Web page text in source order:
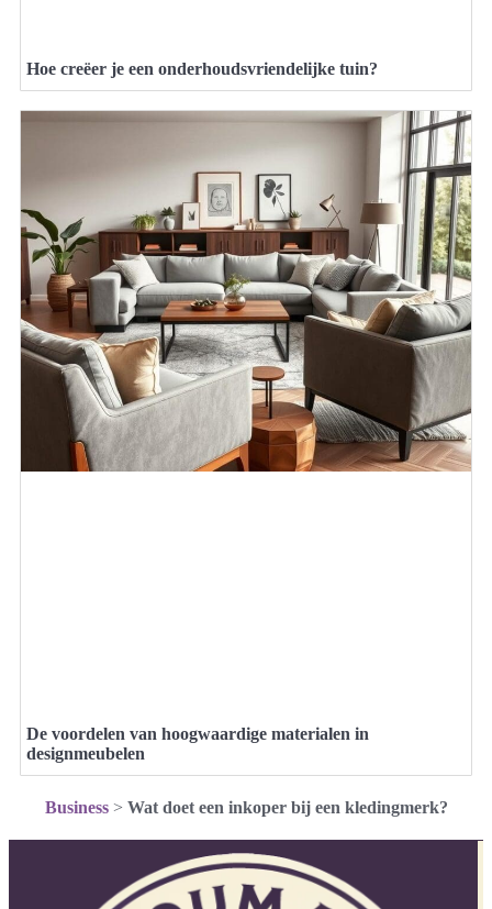
Hoe creëer je een onderhoudsvriendelijke tuin?
De voordelen van hoogwaardige materialen in
designmeubelen
Business> Wat doet een inkoper bij een kledingmerk?